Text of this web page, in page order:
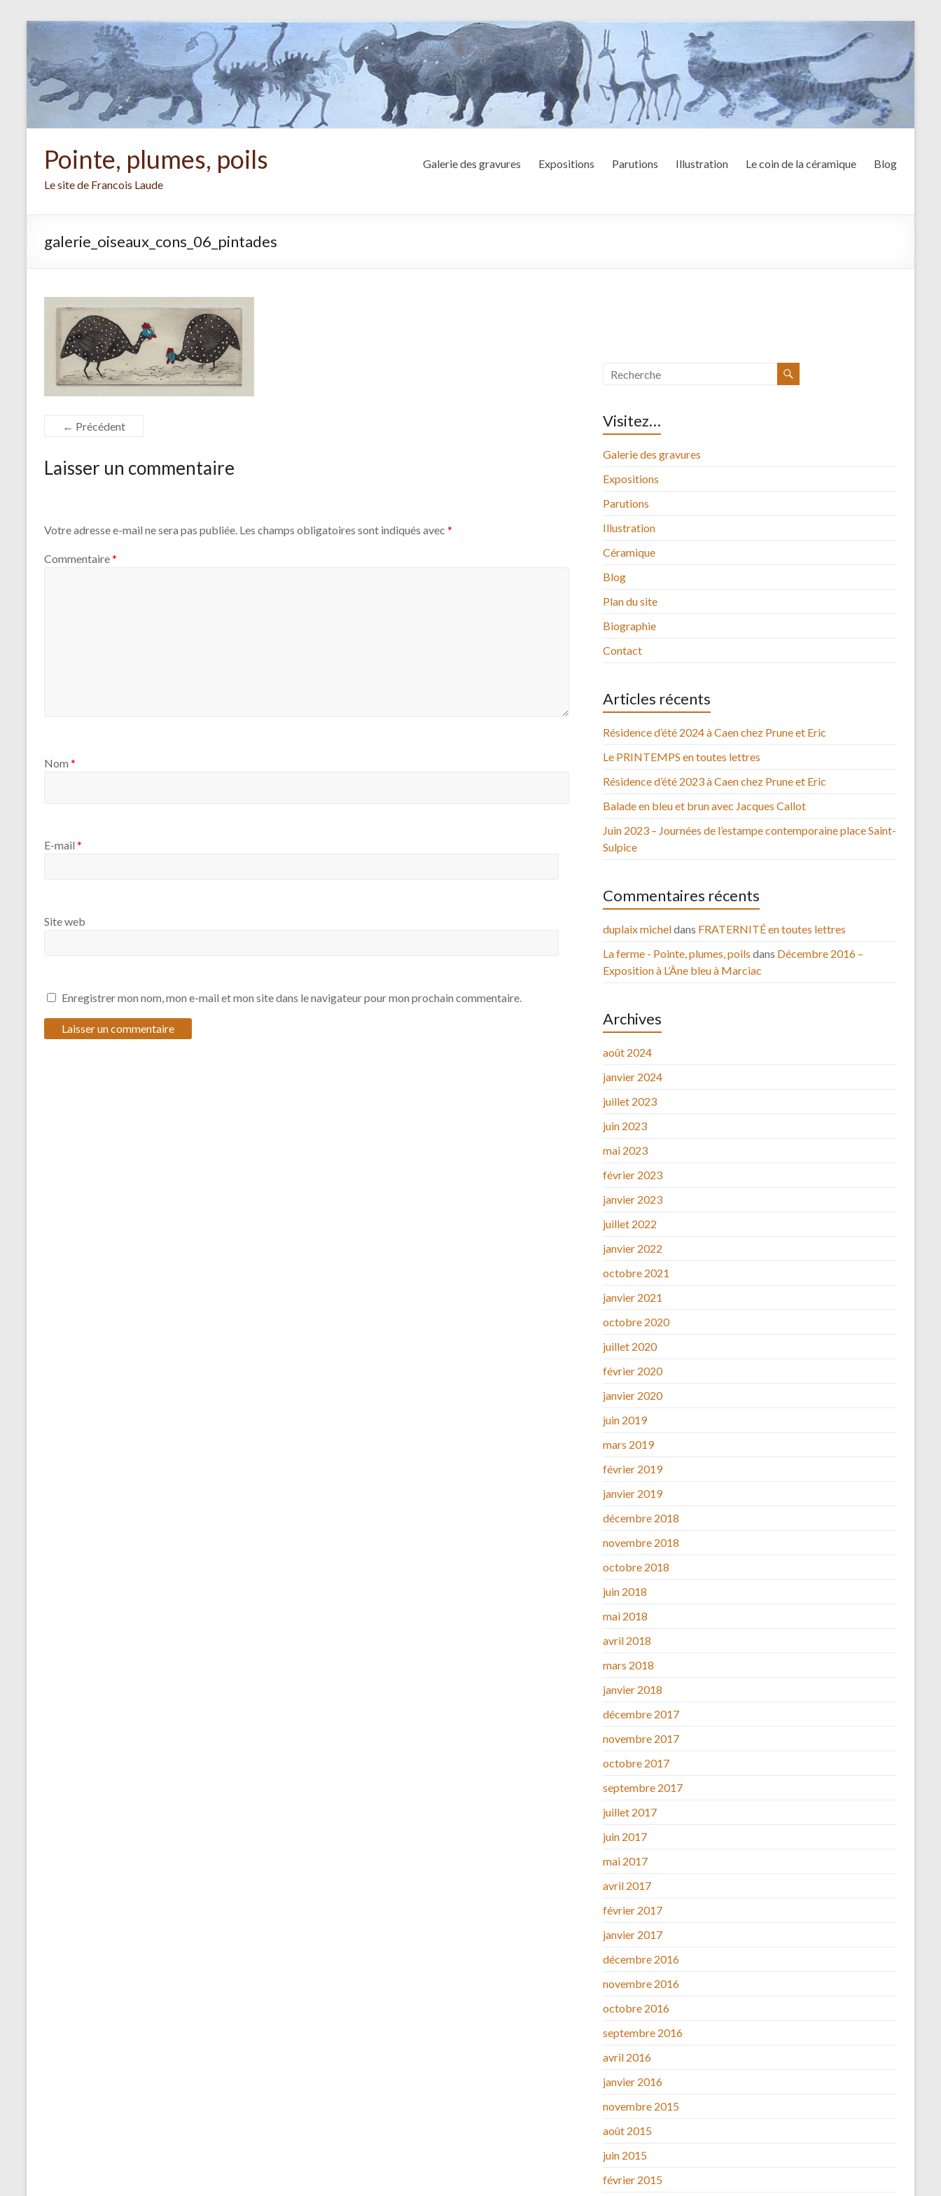
Aller
contenu
Pointe, plumes, poils
Le site de Francois Laude
Galerie des gravures Expositions Parutions Illustration Le coin de la céramique Blog
galerie_oiseaux_cons_06_pintades
← Précédent
Laisser un commentaire
Votre adresse e-mail ne sera pas publiée. Les champs obligatoires sont indiqués avec *
Commentaire*
Nom *
E-mail *
Site web
Enregistrer mon nom, mon e-mail et mon site dans le navigateur pour mon prochain commentaire.
Visitez…
Galerie des gravures
Expositions
Parutions
Illustration
Céramique
Blog
Plan du site
Biographie
Contact
Articles récents
Résidence d’été 2024 à Caen chez Prune et Eric
Le PRINTEMPS en toutes lettres
Résidence d’été 2023 à Caen chez Prune et Eric
Balade en bleu et brun avec Jacques Callot
Juin 2023 – Journées de l’estampe contemporaine place Saint-
Sulpice
Commentaires récents
duplaix micheldans FRATERNITÉ en toutes lettres
La ferme - Pointe, plumes, poils dans Décembre 2016 –
Exposition à L’Âne bleu à Marciac
Archives
août 2024
janvier 2024
juillet 2023
juin 2023
mai 2023
février 2023
janvier 2023
juillet 2022
janvier 2022
octobre 2021
janvier 2021
octobre 2020
juillet 2020
février 2020
janvier 2020
juin 2019
mars 2019
février 2019
janvier 2019
décembre 2018
novembre 2018
octobre 2018
juin 2018
mai 2018
avril 2018
mars 2018
janvier 2018
décembre 2017
novembre 2017
octobre 2017
septembre 2017
juillet 2017
juin 2017
mai 2017
avril 2017
février 2017
janvier 2017
décembre 2016
novembre 2016
octobre 2016
septembre 2016
avril 2016
janvier 2016
novembre 2015
août 2015
juin 2015
février 2015